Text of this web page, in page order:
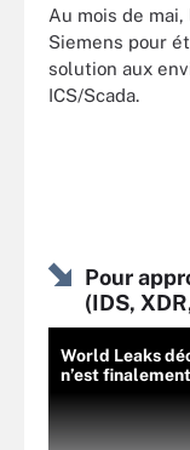
Au mois de
Siemens pour
solution aux
ICS/Scada.
Pour
(IDS,
World Leaks
n’est